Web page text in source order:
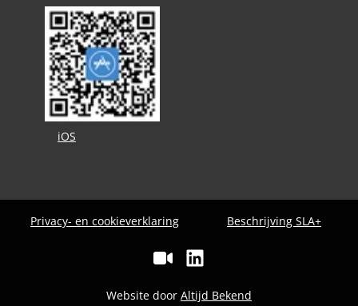
iOS
Website door Altijd Bekend
Privacy- en cookieverklaring Beschrijving SLA+